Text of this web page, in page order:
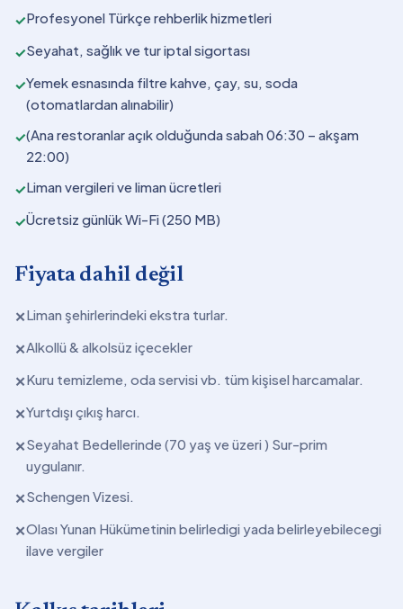
✓Profesyonel Türkçe rehberlik hizmetleri
✓Seyahat, sağlık ve tur iptal sigortası
✓Yemek esnasında filtre kahve, çay, su, soda
(otomatlardan alınabilir)
✓(Ana restoranlar açık olduğunda sabah 06:30 – akşam
22:00)
✓Liman vergileri ve liman ücretleri
✓Ücretsiz günlük Wi-Fi (250 MB)
Fiyata dahil değil
✕Liman şehirlerindeki ekstra turlar.
✕Alkollü & alkolsüz içecekler
✕Kuru temizleme, oda servisi vb. tüm kişisel harcamalar.
✕Yurtdışı çıkış harcı.
✕Seyahat Bedellerinde (70 yaş ve üzeri ) Sur-prim
uygulanır.
✕Schengen Vizesi.
✕Olası Yunan Hükümetinin belirledigi yada belirleyebilecegi
ilave vergiler